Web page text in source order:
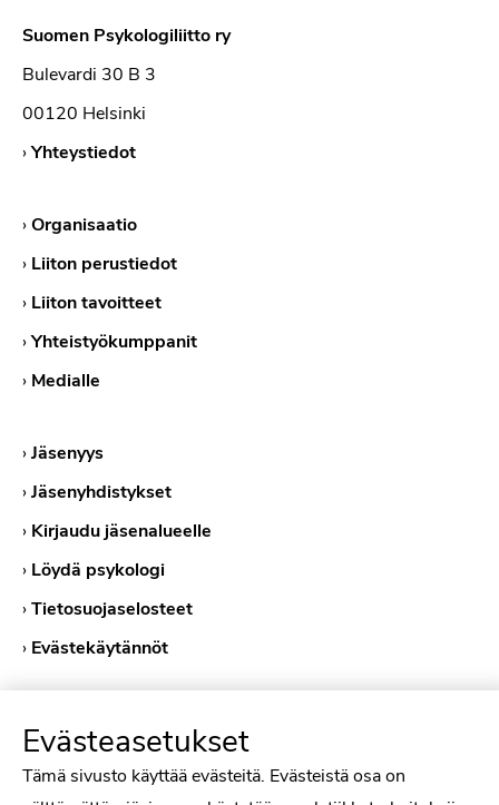
Suomen Psykologiliitto ry
Bulevardi 30 B 3
00120 Helsinki
›Yhteystiedot
›Organisaatio
› Liiton perustiedot
› Liiton tavoitteet
›Yhteistyökumppanit
› Medialle
›Jäsenyys
›Jäsenyhdistykset
› Kirjaudu jäsenalueelle
› Löydä psykologi
›Tietosuojaselosteet
› Evästekäytännöt
Evästeasetukset
Tämä sivusto käyttää evästeitä. Evästeistä osa on